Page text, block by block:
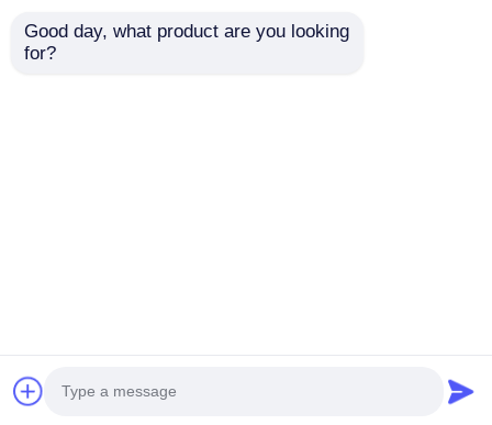
Good day, what product are you looking
for?